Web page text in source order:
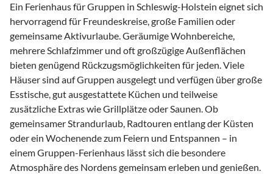
Ein Ferienhaus für Gruppen in Schleswig-Holstein eignet sich
hervorragend für Freundeskreise, große Familien oder
gemeinsame Aktivurlaube. Geräumige Wohnbereiche,
mehrere Schlafzimmer und oft großzügige Außenflächen
bieten genügend Rückzugsmöglichkeiten für jeden. Viele
Häuser sind auf Gruppen ausgelegt und verfügen über große
Esstische, gut ausgestattete Küchen und teilweise
zusätzliche Extras wie Grillplätze oder Saunen. Ob
gemeinsamer Strandurlaub, Radtouren entlang der Küsten
oder ein Wochenende zum Feiern und Entspannen – in
einem Gruppen-Ferienhaus lässt sich die besondere
Atmosphäre des Nordens gemeinsam erleben und genießen.